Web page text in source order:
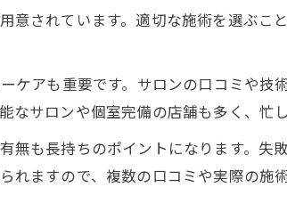
まつエクの賢い続け方解説
ッシュやセーブル選びのポイント
心者が安心して続けるための注意点
仕上がりに満足する予約時の質問集
続く秘訣は自宅ケアの積み重ねにあり
意されています。適切な施術を選ぶこ
ケアも重要です。サロンの口コミや
サロンや個室完備の店舗も多く、忙
も長持ちのポイントになります。失
れますので、複数の口コミや実際の施